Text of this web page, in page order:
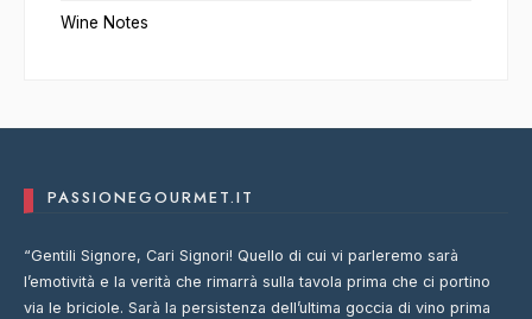
Wine Notes
PASSIONEGOURMET.IT
“Gentili Signore, Cari Signori! Quello di cui vi parleremo sarà
l’emotività e la verità che rimarrà sulla tavola prima che ci portino
via le briciole. Sarà la persistenza dell’ultima goccia di vino prima